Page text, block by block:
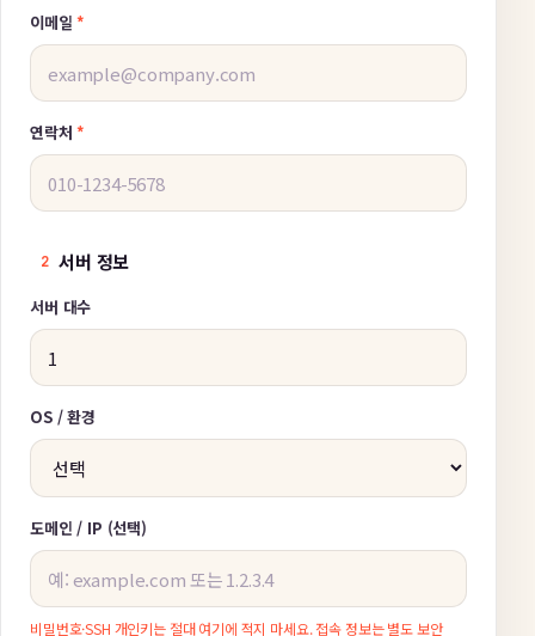
이메일*
연락처*
2 서버 정보
서버 대수
OS / 환경
도메인 / IP (선택)
비밀번호·SSH 개인키는 절대 여기에 적지 마세요. 접속 정보는 별도 보안